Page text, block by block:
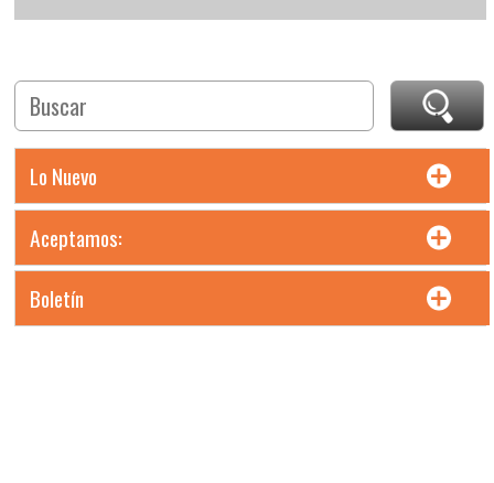
Lo Nuevo
Aceptamos:
Boletín